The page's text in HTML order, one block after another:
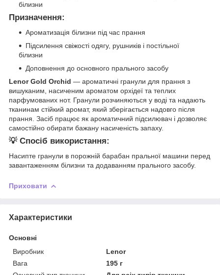
білизни
Призначення:
Ароматизація білизни під час прання
Підсилення свіжості одягу, рушників і постільної
білизни
Доповнення до основного прального засобу
Lenor Gold Orchid — ароматичні гранули для прання з
вишуканим, насиченим ароматом орхідеї та теплих
парфумованих нот. Гранули розчиняються у воді та надають
тканинам стійкий аромат, який зберігається надовго після
прання. Засіб працює як ароматичний підсилювач і дозволяє
самостійно обирати бажану насиченість запаху.
💡 Спосіб використання:
Насипте гранули в порожній барабан пральної машини перед
завантаженням білизни та додаванням прального засобу.
Приховати
Характеристики
Основні
Виробник
Lenor
Вага
195 г